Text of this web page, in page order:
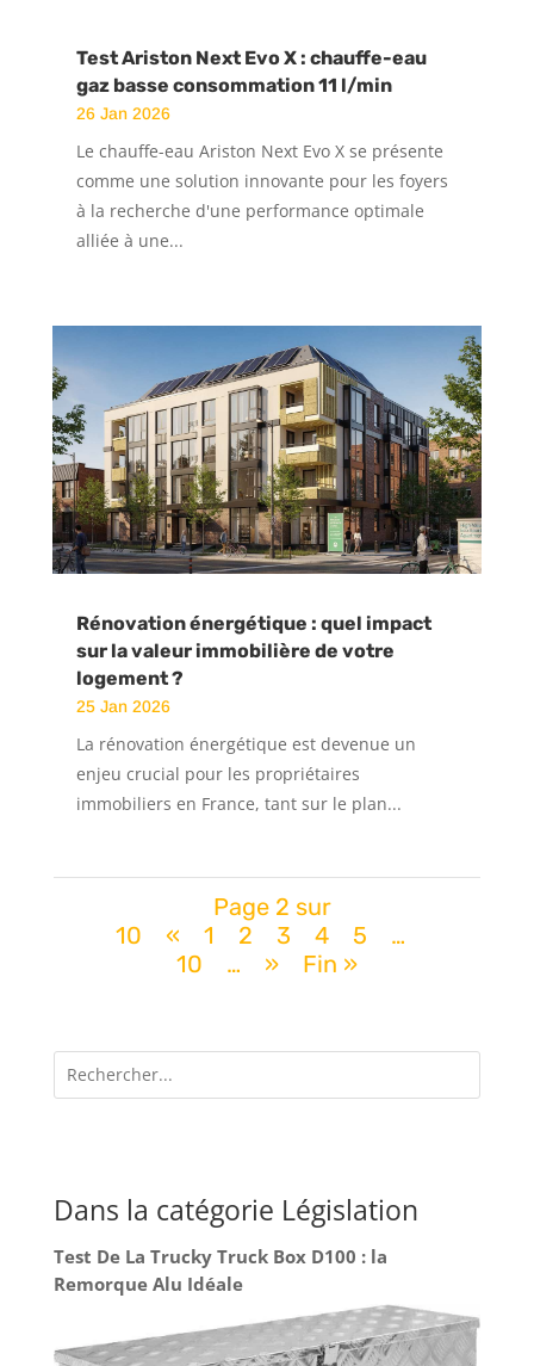
Test Ariston Next Evo X : chauffe-eau
gaz basse consommation 11 l/min
26 Jan 2026
Le chauffe-eau Ariston Next Evo X se présente
comme une solution innovante pour les foyers
à la recherche d'une performance optimale
alliée à une...
Rénovation énergétique : quel impact
sur la valeur immobilière de votre
logement ?
25 Jan 2026
La rénovation énergétique est devenue un
enjeu crucial pour les propriétaires
immobiliers en France, tant sur le plan...
Page 2 sur
10
« 1 2 3 4 5
…
10
… » Fin »
Dans la catégorie Législation
Test De La Trucky Truck Box D100 : la
Remorque Alu Idéale